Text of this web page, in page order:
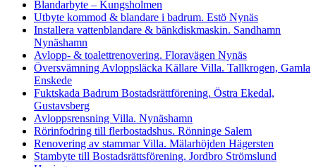
Blandarbyte – Kungsholmen
Utbyte kommod & blandare i badrum. Estö Nynäs
Installera vattenblandare & bänkdiskmaskin. Sandhamn
Nynäshamn
Avlopp- & toalettrenovering. Floravägen Nynäs
Översvämning Avloppsläcka Källare Villa. Tallkrogen, Gamla
Enskede
Fuktskada Badrum Bostadsrättförening. Östra Ekedal,
Gustavsberg
Avloppsrensning Villa. Nynäshamn
Rörinfodring till flerbostadshus. Rönninge Salem
Renovering av stammar Villa. Mälarhöjden Hägersten
Stambyte till Bostadsrättsförening. Jordbro Strömslund